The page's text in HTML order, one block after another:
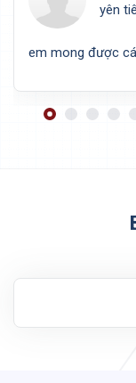
yên
em mong được